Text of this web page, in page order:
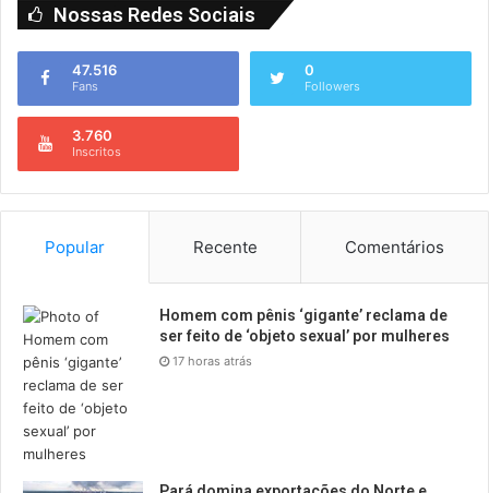
Nossas Redes Sociais
47.516
Fans
0
Followers
3.760
Inscritos
Popular Recente Comentários
Homem com pênis ‘gigante’ reclama de
ser feito de ‘objeto sexual’ por mulheres
17 horas atrás